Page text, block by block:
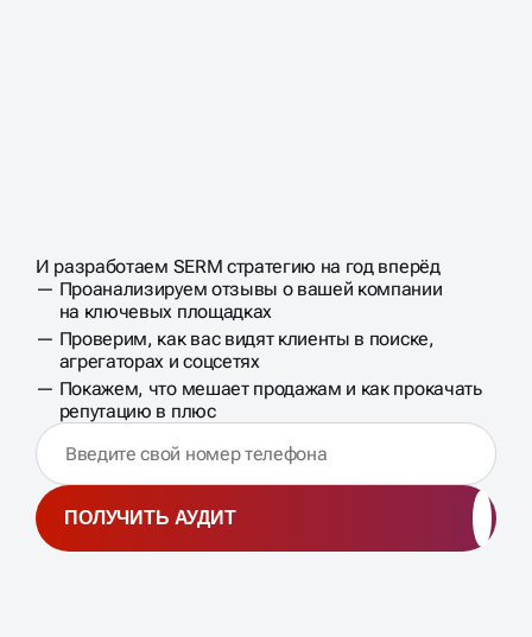
АУДИТОНЛАЙН-
РЕПУТАЦИИ
БИЗНЕСА
И разработаем SERM стратегию на год вперёд
Проанализируем отзывы о вашей компании
на ключевых площадках
Проверим, как вас видят клиенты в поиске,
агрегаторах и соцсетях
Покажем, что мешает продажам и как прокачать
репутацию в плюс
ПОЛУЧИТЬ АУДИТ